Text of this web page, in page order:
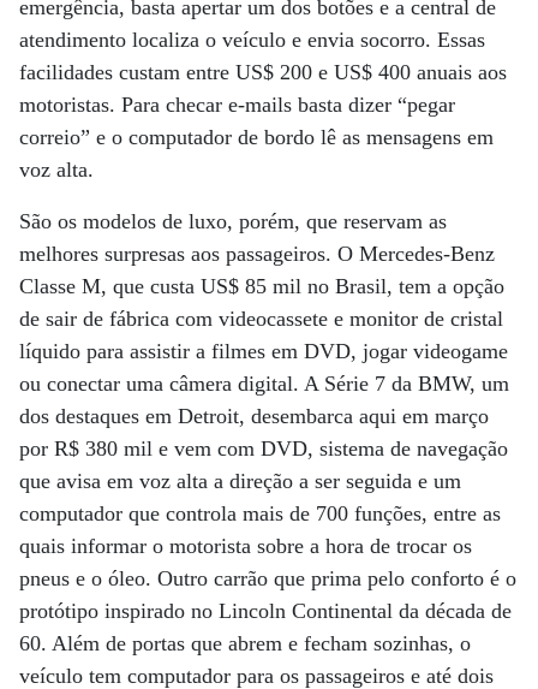
emergência, basta apertar um dos botões e a central de
atendimento localiza o veículo e envia socorro. Essas
facilidades custam entre US$ 200 e US$ 400 anuais aos
motoristas. Para checar e-mails basta dizer “pegar
correio” e o computador de bordo lê as mensagens em
voz alta.
São os modelos de luxo, porém, que reservam as
melhores surpresas aos passageiros. O Mercedes-Benz
Classe M, que custa US$ 85 mil no Brasil, tem a opção
de sair de fábrica com videocassete e monitor de cristal
líquido para assistir a filmes em DVD, jogar videogame
ou conectar uma câmera digital. A Série 7 da BMW, um
dos destaques em Detroit, desembarca aqui em março
por R$ 380 mil e vem com DVD, sistema de navegação
que avisa em voz alta a direção a ser seguida e um
computador que controla mais de 700 funções, entre as
quais informar o motorista sobre a hora de trocar os
pneus e o óleo. Outro carrão que prima pelo conforto é o
protótipo inspirado no Lincoln Continental da década de
60. Além de portas que abrem e fecham sozinhas, o
veículo tem computador para os passageiros e até dois